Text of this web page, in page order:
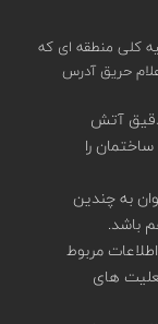
کلی منطقه ای که
حریق آدرس
آتش
را
به چندین
باشد.
مربوط
های